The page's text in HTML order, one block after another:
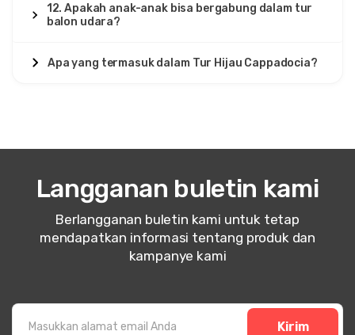
12. Apakah anak-anak bisa bergabung dalam tur
balon udara?
Apa yang termasuk dalam Tur Hijau Cappadocia?
Langganan buletin kami
Berlangganan buletin kami untuk tetap
mendapatkan informasi tentang produk dan
kampanye kami
Kirim